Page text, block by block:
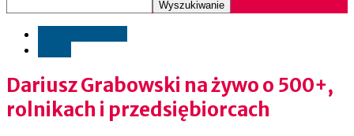
Dariusz Grabowski na żywo o 500+,
rolnikach i przedsiębiorcach